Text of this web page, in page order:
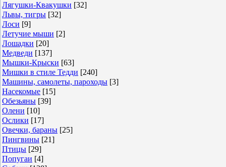
Лягушки-Квакушки [32]
Львы, тигры [32]
Лоси [9]
Летучие мыши [2]
Лошадки [20]
Медведи [137]
Мышки-Крыски [63]
Мишки в стиле Тедди [240]
Машины, самолеты, пароходы [3]
Насекомые [15]
Обезьяны [39]
Олени [10]
Ослики [17]
Овечки, бараны [25]
Пингвины [21]
Птицы [29]
Попугаи [4]